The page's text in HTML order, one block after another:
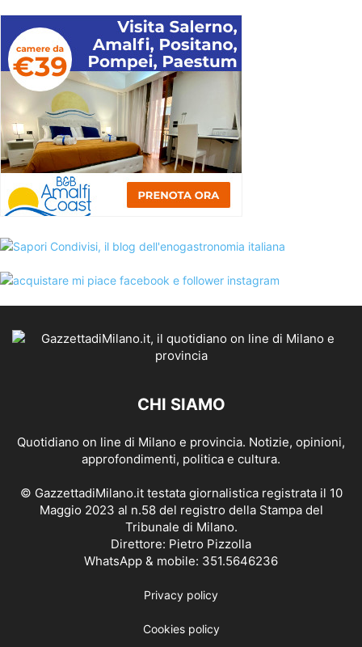
CHI SIAMO
Quotidiano on line di Milano e provincia. Notizie, opinioni,
approfondimenti, politica e cultura.
© GazzettadiMilano.it testata giornalistica registrata il 10
Maggio 2023 al n.58 del registro della Stampa del
Tribunale di Milano.
Direttore: Pietro Pizzolla
WhatsApp & mobile: 351.5646236
Privacy policy
Cookies policy